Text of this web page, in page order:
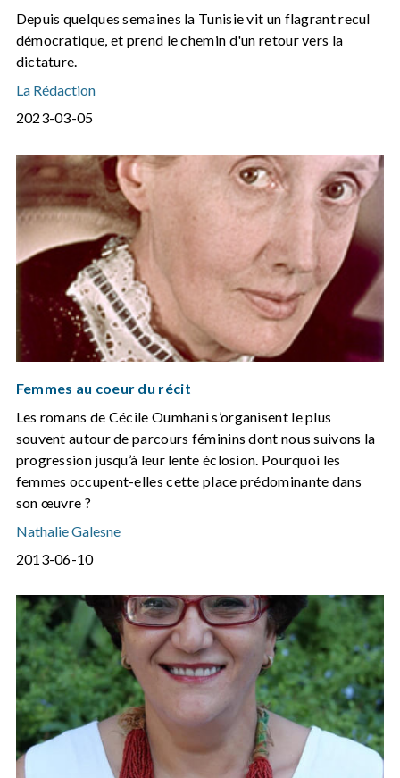
Depuis quelques semaines la Tunisie vit un flagrant recul
démocratique, et prend le chemin d'un retour vers la
dictature.
La Rédaction
2023-03-05
Femmes au coeur du récit
Les romans de Cécile Oumhani s’organisent le plus
souvent autour de parcours féminins dont nous suivons la
progression jusqu’à leur lente éclosion. Pourquoi les
femmes occupent-elles cette place prédominante dans
son œuvre ?
Nathalie Galesne
2013-06-10